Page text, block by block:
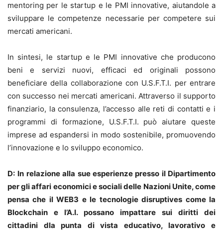
mentoring per le startup e le PMI innovative, aiutandole a
sviluppare le competenze necessarie per competere sui
mercati americani.
In sintesi, le startup e le PMI innovative che producono
beni e servizi nuovi, efficaci ed originali possono
beneficiare della collaborazione con U.S.F.T.I. per entrare
con successo nei mercati americani. Attraverso il supporto
finanziario, la consulenza, l’accesso alle reti di contatti e i
programmi di formazione, U.S.F.T.I. può aiutare queste
imprese ad espandersi in modo sostenibile, promuovendo
l’innovazione e lo sviluppo economico.
D: In relazione alla sue esperienze presso il Dipartimento
per gli affari economici e sociali delle Nazioni Unite, come
pensa che il WEB3 e le tecnologie disruptives come la
Blockchain e l’A.I. possano impattare sui diritti dei
cittadini dla punta di vista educativo, lavorativo e